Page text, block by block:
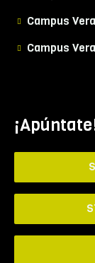
Campus
Campus